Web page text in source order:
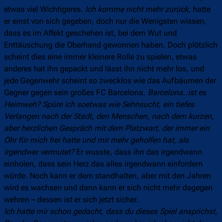
etwas viel Wichtigeres. Ich komme nicht mehr zurück, hatte
er einst von sich gegeben, doch nur die Wenigsten wissen,
dass es im Affekt geschehen ist, bei dem Wut und
Enttäuschung die Oberhand gewonnen haben. Doch plötzlich
scheint dies eine immer kleinere Rolle zu spielen, etwas
anderes hat ihn gepackt und lässt ihn nicht mehr los, und
jede Gegenwehr scheint so zwecklos wie das Aufbäumen der
Gegner gegen sein großes FC Barcelona. Barcelona..ist es
Heimweh? Spüre ich soetwas wie Sehnsucht, ein tiefes
Verlangen nach der Stadt, den Menschen, nach dem kurzen,
aber herzlichen Gespräch mit dem Platzwart, der immer ein
Ohr für mich frei hatte und mir mehr geholfen hat, als
irgendwer vermutet?Er wusste, dass ihn das irgendwann
einholen, dass sein Herz das alles irgendwann einfordern
würde. Noch kann er dem standhalten, aber mit den Jahren
wird es wachsen und dann kann er sich nicht mehr dagegen
wehren – dessen ist er sich jetzt sicher.
Ich hatte mir schon gedacht, dass du dieses Spiel ansprichst,